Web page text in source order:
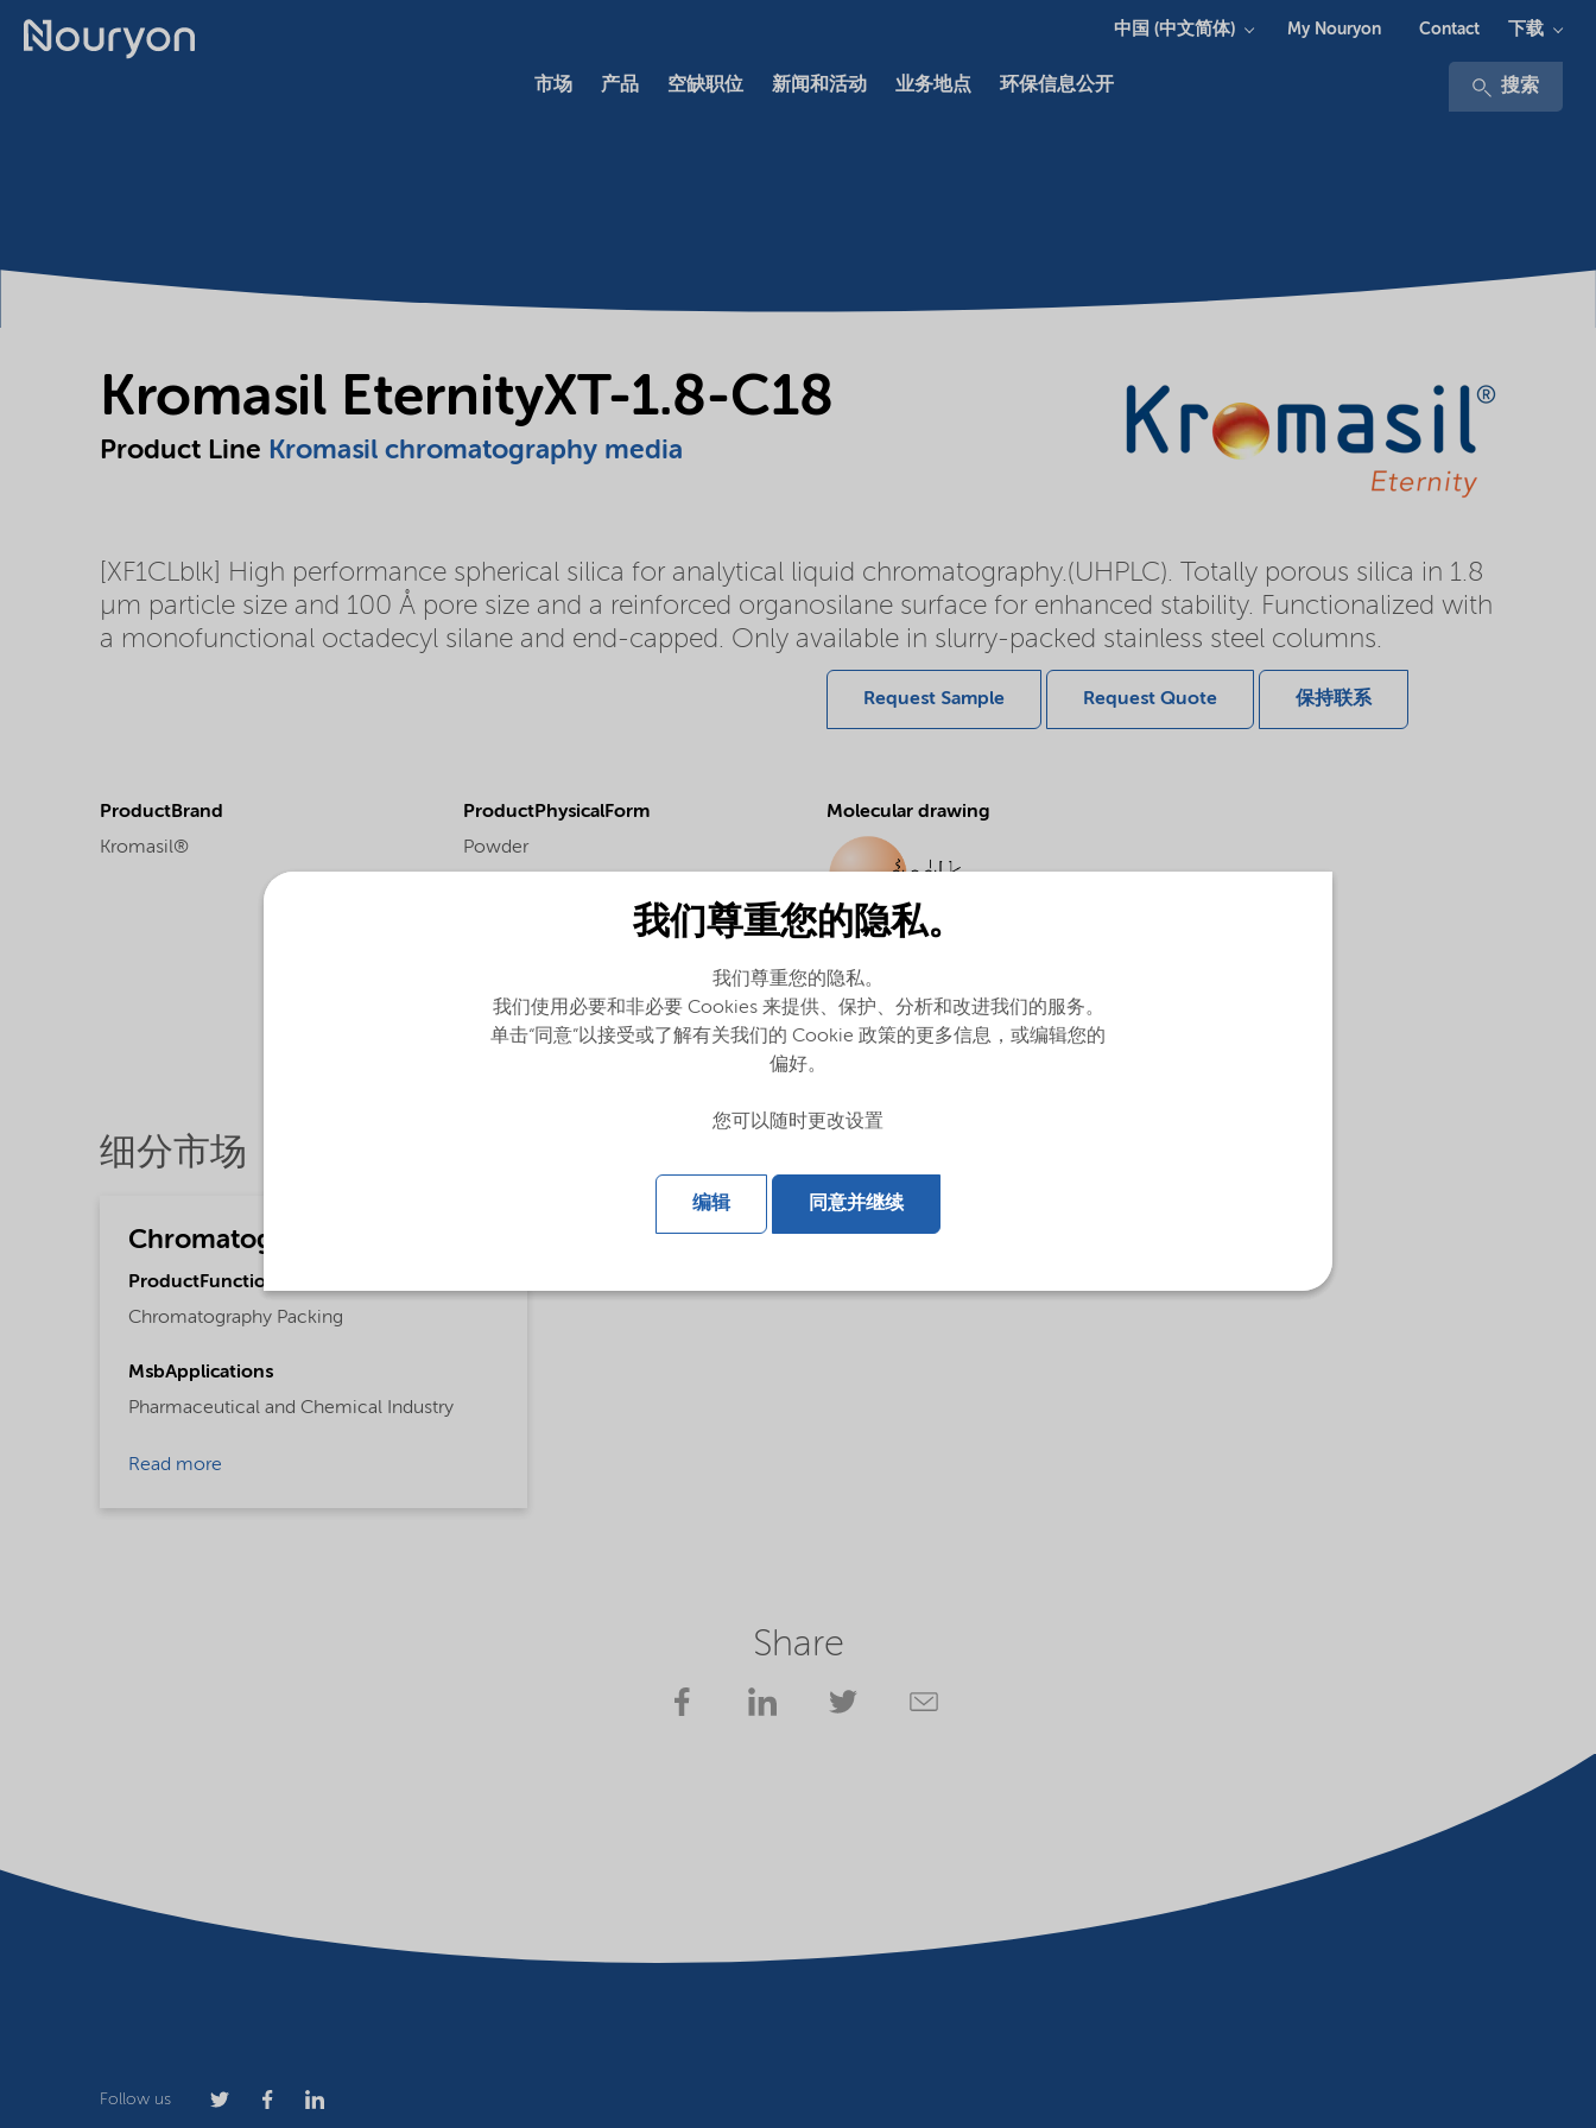
市场 产品 空缺职位 新闻和活动 业务地点 环保信息公开 搜索
中国 (中文简体) My Nouryon Contact 下载
Kromasil EternityXT-1.8-C18
Product Line Kromasil chromatography media
[XF1CLblk] High performance spherical silica for analytical liquid chromatography.(UHPLC). Totally porous silica in 1.8
µm particle size and 100 Å pore size and a reinforced organosilane surface for enhanced stability. Functionalized with
a monofunctional octadecyl silane and end-capped. Only available in slurry-packed stainless steel columns.
Request Sample Request Quote 保持联系
ProductBrand
Kromasil®
ProductPhysicalForm
Powder
Molecular drawing
ProductApplications
Purification and analysis
细分市场
Chromatography
ProductFunctions
Chromatography Packing
MsbApplications
Pharmaceutical and Chemical Industry
Read more
Share
Follow us
我们尊重您的隐私。
我们尊重您的隐私。
我们使用必要和非必要 Cookies 来提供、保护、分析和改进我们的服务。
单击“同意”以接受或了解有关我们的 Cookie 政策的更多信息，或编辑您的
偏好。
您可以随时更改设置
编辑 同意并继续